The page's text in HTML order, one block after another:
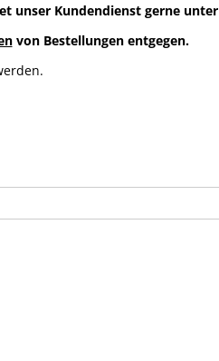
unser Kundendienst gerne unter
von Bestellungen entgegen.